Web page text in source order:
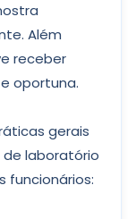
Além
receber
oportuna.
gerais
laboratório
funcionários: